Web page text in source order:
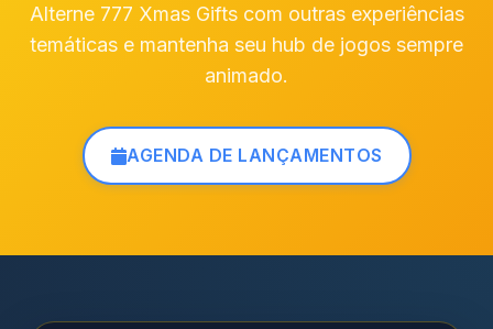
Alterne 777 Xmas Gifts com outras experiências
temáticas e mantenha seu hub de jogos sempre
animado.
AGENDA DE LANÇAMENTOS